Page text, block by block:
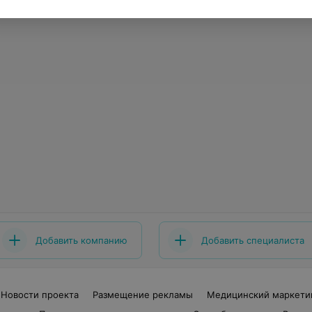
Добавить компанию Добавить специалиста
Новости проекта Размещение рекламы
Медицинский